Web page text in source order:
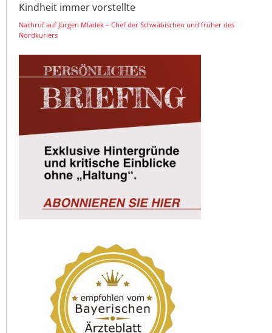
Kindheit immer vorstellte
Nachruf auf Jürgen Mladek – Chef der Schwäbischen und früher des
Nordkuriers